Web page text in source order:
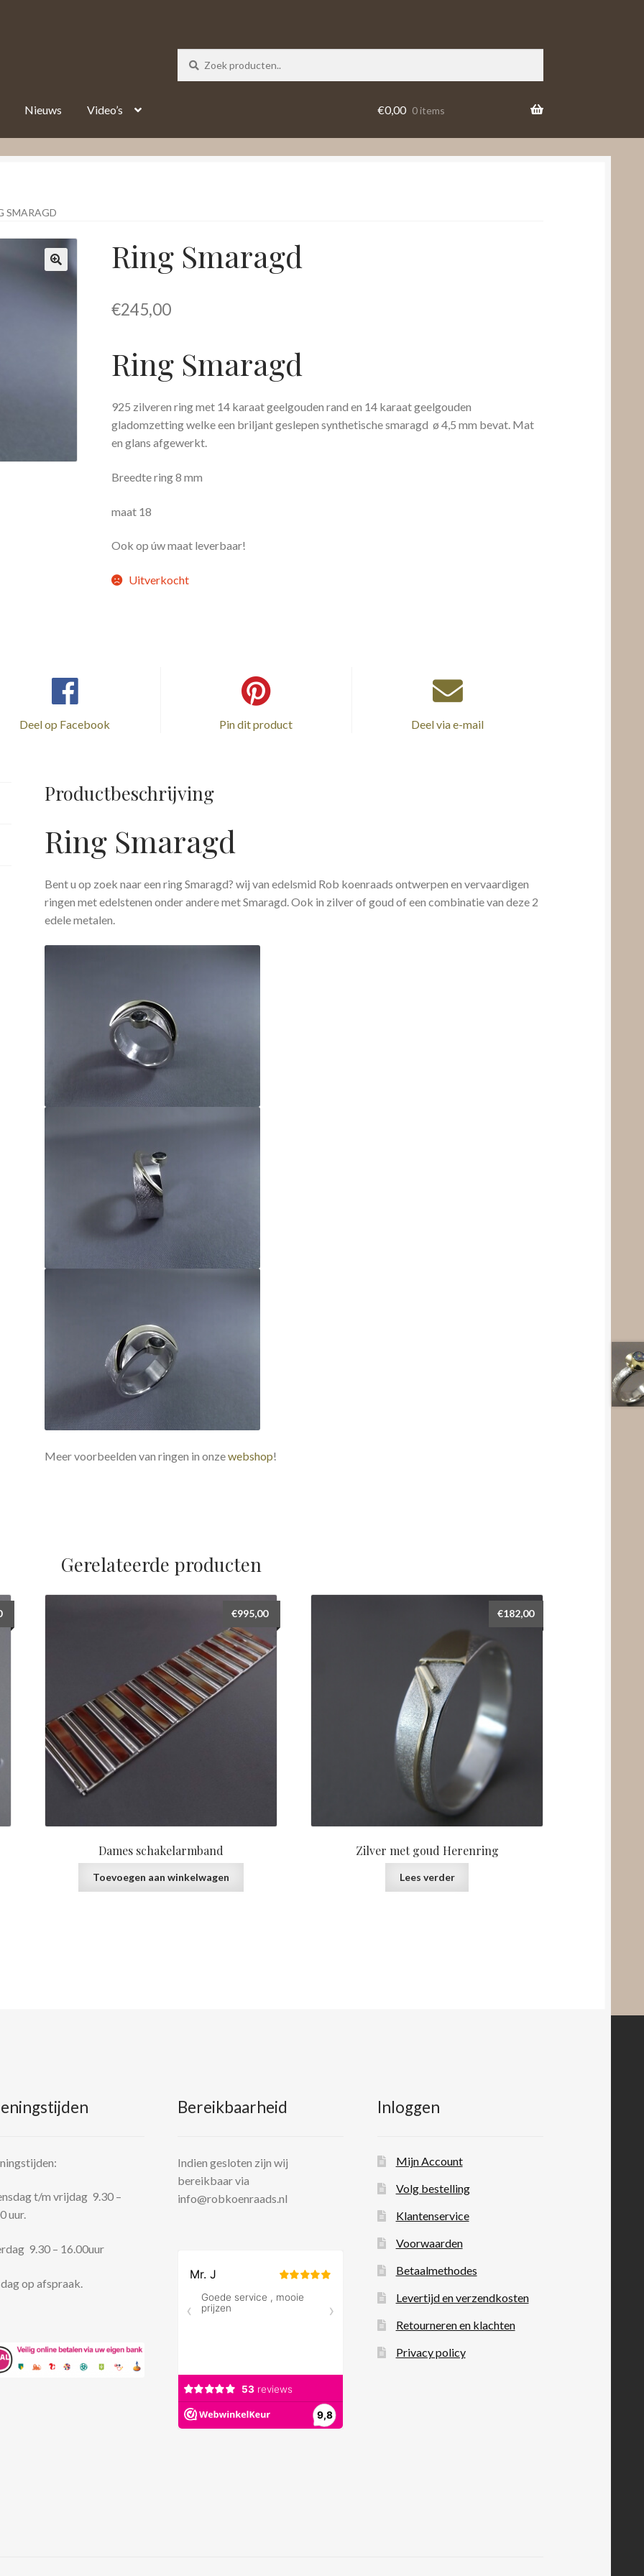
Nieuws Video’s €0,00 0 items
SMARAGD
Ring Smaragd
€245,00
Ring Smaragd
925 zilveren ring met 14 karaat geelgouden rand en 14 karaat geelgouden
gladomzetting welke een briljant geslepen synthetische smaragd ø 4,5 mm bevat. Mat
en glans afgewerkt.
Breedte ring 8 mm
maat 18
Ook op úw maat leverbaar!
Uitverkocht
Deel op Facebook Pin dit product Deel via e-mail
Productbeschrijving
Ring Smaragd
Bent u op zoek naar een ring Smaragd? wij van edelsmid Rob koenraads ontwerpen en vervaardigen
ringen met edelstenen onder andere met Smaragd. Ook in zilver of goud of een combinatie van deze 2
edele metalen.
Meer voorbeelden van ringen in onzewebshop!
Gerelateerde producten
Dames schakelarmband
€995,00
Toevoegen aan winkelwagen
Zilver met goud Herenring
€182,00
Lees verder
t/m vrijdag 9.30 –
uur.
9.30 – 16.00uur
op afspraak.
Bereikbaarheid
Indien gesloten zijn wij
bereikbaar via
info@robkoenraads.nl
Inloggen
Mijn Account
Volg bestelling
Klantenservice
Voorwaarden
Betaalmethodes
Levertijd en verzendkosten
Retourneren en klachten
Privacy policy